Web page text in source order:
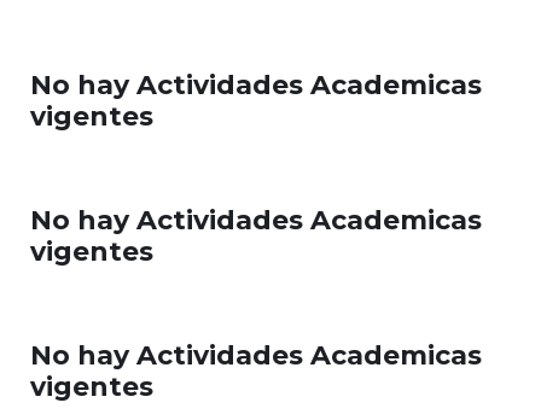
No hay Actividades Academicas
vigentes
No hay Actividades Academicas
vigentes
No hay Actividades Academicas
vigentes